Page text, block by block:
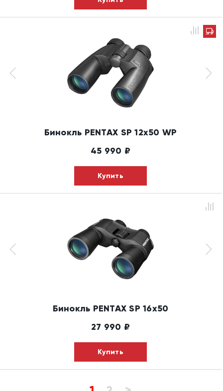
Бинокль PENTAX SP 12x50 WP
45 990 ₽
Купить
Бинокль PENTAX SP 16x50
27 990 ₽
Купить